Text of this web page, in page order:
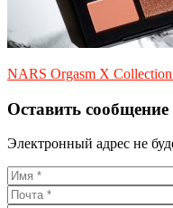
NARS Orgasm X
Оставить сообщение
Электронный адрес не